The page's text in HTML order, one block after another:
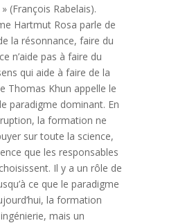
(François Rabelais).
Hartmut Rosa parle de
la résonnance, faire du
n’aide pas à faire du
qui aide à faire de la
Thomas Khun appelle le
paradigme dominant. En
la formation ne
sur toute la science,
que les responsables
Il y a un rôle de
ce que le paradigme
la formation
mais un